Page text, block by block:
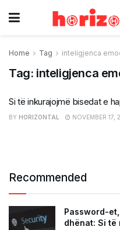
Home Tag inteligjenca
Tag: inteligjenca
Si të inkurajojmë bisedat e
BY HORIZONTAL NOVEMBER 17,
Recommended
Password-
dhënat: Si të